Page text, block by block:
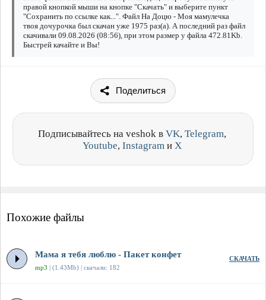
правой кнопкой мыши на кнопке "Скачать" и выберите пункт
"Сохранить по ссылке как...". Файл На Доцю - Моя мамулечка
твоя дочурочка был скачан уже 1975 раз(а). А последний раз файл
скачивали 09.08.2026 (08:56), при этом размер у файла 472.81Kb.
Быстрей качайте и Вы!
Поделиться
Подписывайтесь на veshok в VK, Telegram,
Youtube, Instagram и X
Похожие файлы
Мама я тебя люблю - Пакет конфет
mp3 | (1.43Mb) | скачали: 182
СКАЧАТЬ